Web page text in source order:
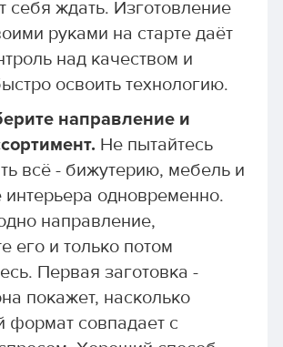
себя ждать. Изготовление
руками на старте даёт
над качеством и
освоить технологию.
направление и
Не пытайтесь
всё - бижутерию, мебель и
одновременно.
направление,
его и только потом
Первая заготовка -
покажет, насколько
совпадает с